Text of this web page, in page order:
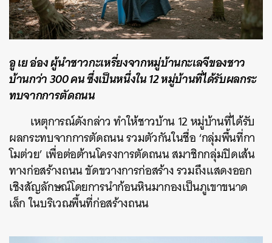
อู เย อ่อง ผู้นำชาวกะเหรี่ยงจากหมู่บ้านกะเลจีของชาว
บ้านกว่า 300 คน ซึ่งเป็นหนึ่งใน 12 หมู่บ้านที่ได้รับผลกระ
ทบจากการตัดถนน
เหตุการณ์ดังกล่าว ทำให้ชาวบ้าน 12 หมู่บ้านที่ได้รับ
ผลกระทบจากการตัดถนน รวมตัวกันในชื่อ ‘กลุ่มพื้นที่กา
โมต่วย’ เพื่อต่อต้านโครงการตัดถนน สมาชิกกลุ่มปิดเส้น
ทางก่อสร้างถนน ขัดขวางการก่อสร้าง รวมถึงแสดงออก
เชิงสัญลักษณ์โดยการนำก้อนหินมากองเป็นภูเขาขนาด
เล็ก ในบริเวณพื้นที่ก่อสร้างถนน